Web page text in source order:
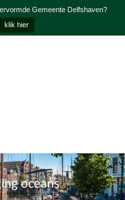
Gemeente Delfshaven?
klik hier